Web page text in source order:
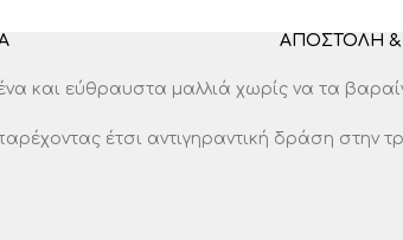
ΑΠΟΣΤΟΛΉ
και εύθραυστα μαλλιά χωρίς να τα
έτσι αντιγηραντική δράση στην